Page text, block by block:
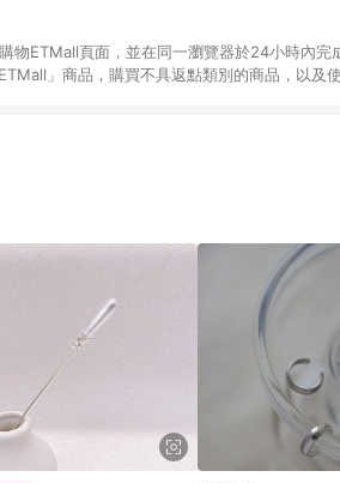
物ETMall頁面，並在同一瀏覽器於24小時內完
」商品，購買不具返點類別的商品，以及
退貨、退款或購物中登出東森購物ETMall，將
品最高回饋點數」機制(特殊活動時開放「回饋
格、顏色、價位、贈品與東森購物ETMall銷售
期+180天以內至LINE購物客服洽詢；若超過
商品使用，或不適用於無回饋商品。各點數紅包